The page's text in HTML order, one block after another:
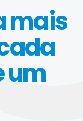
mais
um